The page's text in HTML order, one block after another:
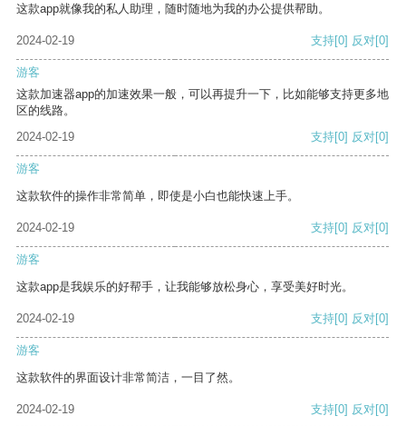
这款app就像我的私人助理，随时随地为我的办公提供帮助。
2024-02-19 支持[0] 反对[0]
游客
这款加速器app的加速效果一般，可以再提升一下，比如能够支持更多地
区的线路。
2024-02-19
支持[0] 反对[0]
游客
这款软件的操作非常简单，即使是小白也能快速上手。
2024-02-19 支持[0] 反对[0]
游客
这款app是我娱乐的好帮手，让我能够放松身心，享受美好时光。
2024-02-19 支持[0] 反对[0]
游客
这款软件的界面设计非常简洁，一目了然。
2024-02-19 支持[0] 反对[0]